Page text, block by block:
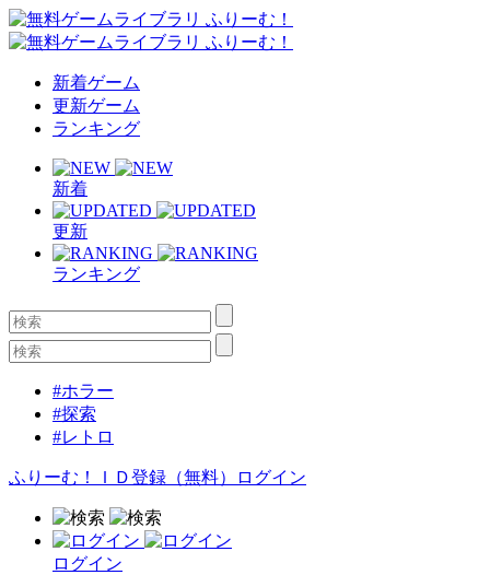
新着ゲーム
更新ゲーム
ランキング
新着
更新
ランキング
#ホラー
#探索
#レトロ
ふりーむ！ＩＤ登録（無料） ログイン
ログイン